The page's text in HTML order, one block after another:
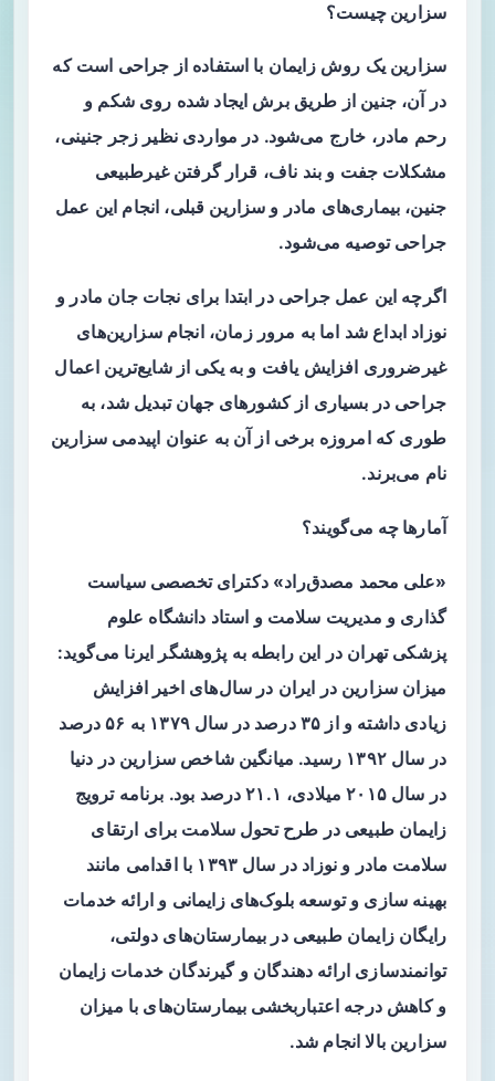
سزارین چیست؟
سزارین یک روش زایمان با استفاده از جراحی است که
در آن، جنین از طریق برش ایجاد شده روی شکم و
رحم مادر، خارج می‌شود. در مواردی نظیر زجر جنینی،
مشکلات جفت و بند ناف، قرار گرفتن غیرطبیعی
جنین، بیماری‌های مادر و سزارین قبلی، انجام این عمل
جراحی توصیه می‌شود.
اگرچه این عمل جراحی در ابتدا برای نجات جان مادر و
نوزاد ابداع شد اما به مرور زمان، انجام سزارین‌های
غیرضروری افزایش یافت و به یکی از شایع‌ترین اعمال
جراحی در بسیاری از کشورهای جهان تبدیل شد، به
طوری که امروزه برخی از آن به عنوان اپیدمی سزارین
نام می‌برند.
آمارها چه می‌گویند؟
«علی محمد مصدق‌راد» دکترای تخصصی سیاست
گذاری و مدیریت سلامت و استاد دانشگاه علوم
پزشکی تهران در این رابطه به پژوهشگر ایرنا می‌گوید:
میزان سزارین در ایران در سال‌های اخیر افزایش
زیادی داشته و از ۳۵ درصد در سال ۱۳۷۹ به ۵۶ درصد
در سال ۱۳۹۲ رسید. میانگین شاخص سزارین در دنیا
در سال ۲۰۱۵ میلادی، ۲۱.۱ درصد بود. برنامه ترویج
زایمان طبیعی در طرح تحول سلامت برای ارتقای
سلامت مادر و نوزاد در سال ۱۳۹۳ با اقدامی مانند
بهینه سازی و توسعه بلوک‌های زایمانی و ارائه خدمات
رایگان زایمان طبیعی در بیمارستان‌های دولتی،
توانمندسازی ارائه دهندگان و گیرندگان خدمات زایمان
و کاهش درجه اعتباربخشی بیمارستان‌های با میزان
سزارین بالا انجام شد.